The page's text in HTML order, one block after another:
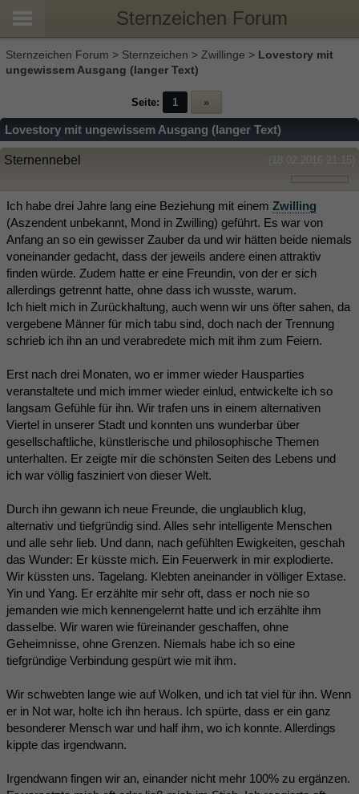
Sternzeichen Forum
Sternzeichen Forum > Sternzeichen > Zwillinge > Lovestory mit
ungewissem Ausgang (langer Text)
Seite: 1 »
Lovestory mit ungewissem Ausgang (langer Text)
(18.02.2016 21:15)
Sternennebel
Ich habe drei Jahre lang eine Beziehung mit einem Zwilling
(Aszendent unbekannt, Mond in Zwilling) geführt. Es war von
Anfang an so ein gewisser Zauber da und wir hätten beide niemals
voneinander gedacht, dass der jeweils andere einen attraktiv
finden würde. Zudem hatte er eine Freundin, von der er sich
allerdings getrennt hatte, ohne dass ich wusste, warum.
Ich hielt mich in Zurückhaltung, auch wenn wir uns öfter sahen, da
vergebene Männer für mich tabu sind, doch nach der Trennung
schrieb ich ihn an und verabredete mich mit ihm zum Feiern.
Erst nach drei Monaten, wo er immer wieder Hausparties
veranstaltete und mich immer wieder einlud, entwickelte ich so
langsam Gefühle für ihn. Wir trafen uns in einem alternativen
Viertel in unserer Stadt und konnten uns wunderbar über
gesellschaftliche, künstlerische und philosophische Themen
unterhalten. Er zeigte mir die schönsten Seiten des Lebens und
ich war völlig fasziniert von dieser Welt.
Durch ihn gewann ich neue Freunde, die unglaublich klug,
alternativ und tiefgründig sind. Alles sehr intelligente Menschen
und alle sehr lieb. Und dann, nach gefühlten Ewigkeiten, geschah
das Wunder: Er küsste mich. Ein Feuerwerk in mir explodierte.
Wir küssten uns. Tagelang. Klebten aneinander in völliger Extase.
Yin und Yang. Er erzählte mir sehr oft, dass er noch nie so
jemanden wie mich kennengelernt hatte und ich erzählte ihm
dasselbe. Wir waren wie füreinander geschaffen, ohne
Geheimnisse, ohne Grenzen. Niemals habe ich so eine
tiefgründige Verbindung gespürt wie mit ihm.
Wir schwebten lange wie auf Wolken, und ich tat viel für ihn. Wenn
er in Not war, holte ich ihn heraus. Ich spürte, dass er ein ganz
besonderer Mensch war und half ihm, wo ich konnte. Allerdings
kippte das irgendwann.
Irgendwann fingen wir an, einander nicht mehr 100% zu ergänzen.